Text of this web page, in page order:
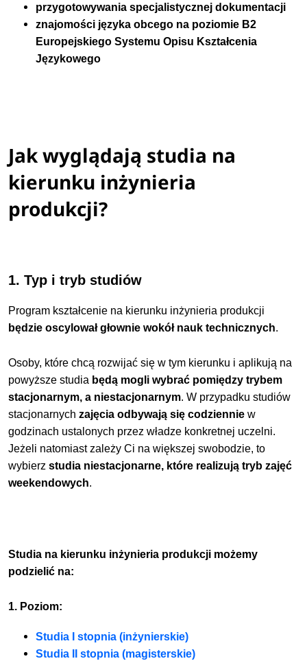
przygotowywania specjalistycznej dokumentacji
znajomości języka obcego na poziomie B2
Europejskiego Systemu Opisu Kształcenia
Językowego
Jak wyglądają studia na
kierunku inżynieria
produkcji?
1. Typ i tryb studiów
Program kształcenie na kierunku inżynieria produkcji
będzie oscylował głownie wokół nauk technicznych.
Osoby, które chcą rozwijać się w tym kierunku i aplikują na
powyższe studia będą mogli wybrać pomiędzy trybem
stacjonarnym, a niestacjonarnym. W przypadku studiów
stacjonarnychzajęcia odbywają się codziennie w
godzinach ustalonych przez władze konkretnej uczelni.
Jeżeli natomiast zależy Ci na większej swobodzie, to
wybierzstudia niestacjonarne, które realizują tryb zajęć
weekendowych.
Studia na kierunku inżynieria produkcji możemy
podzielić na:
1. Poziom:
Studia I stopnia (inżynierskie)
Studia II stopnia (magisterskie)